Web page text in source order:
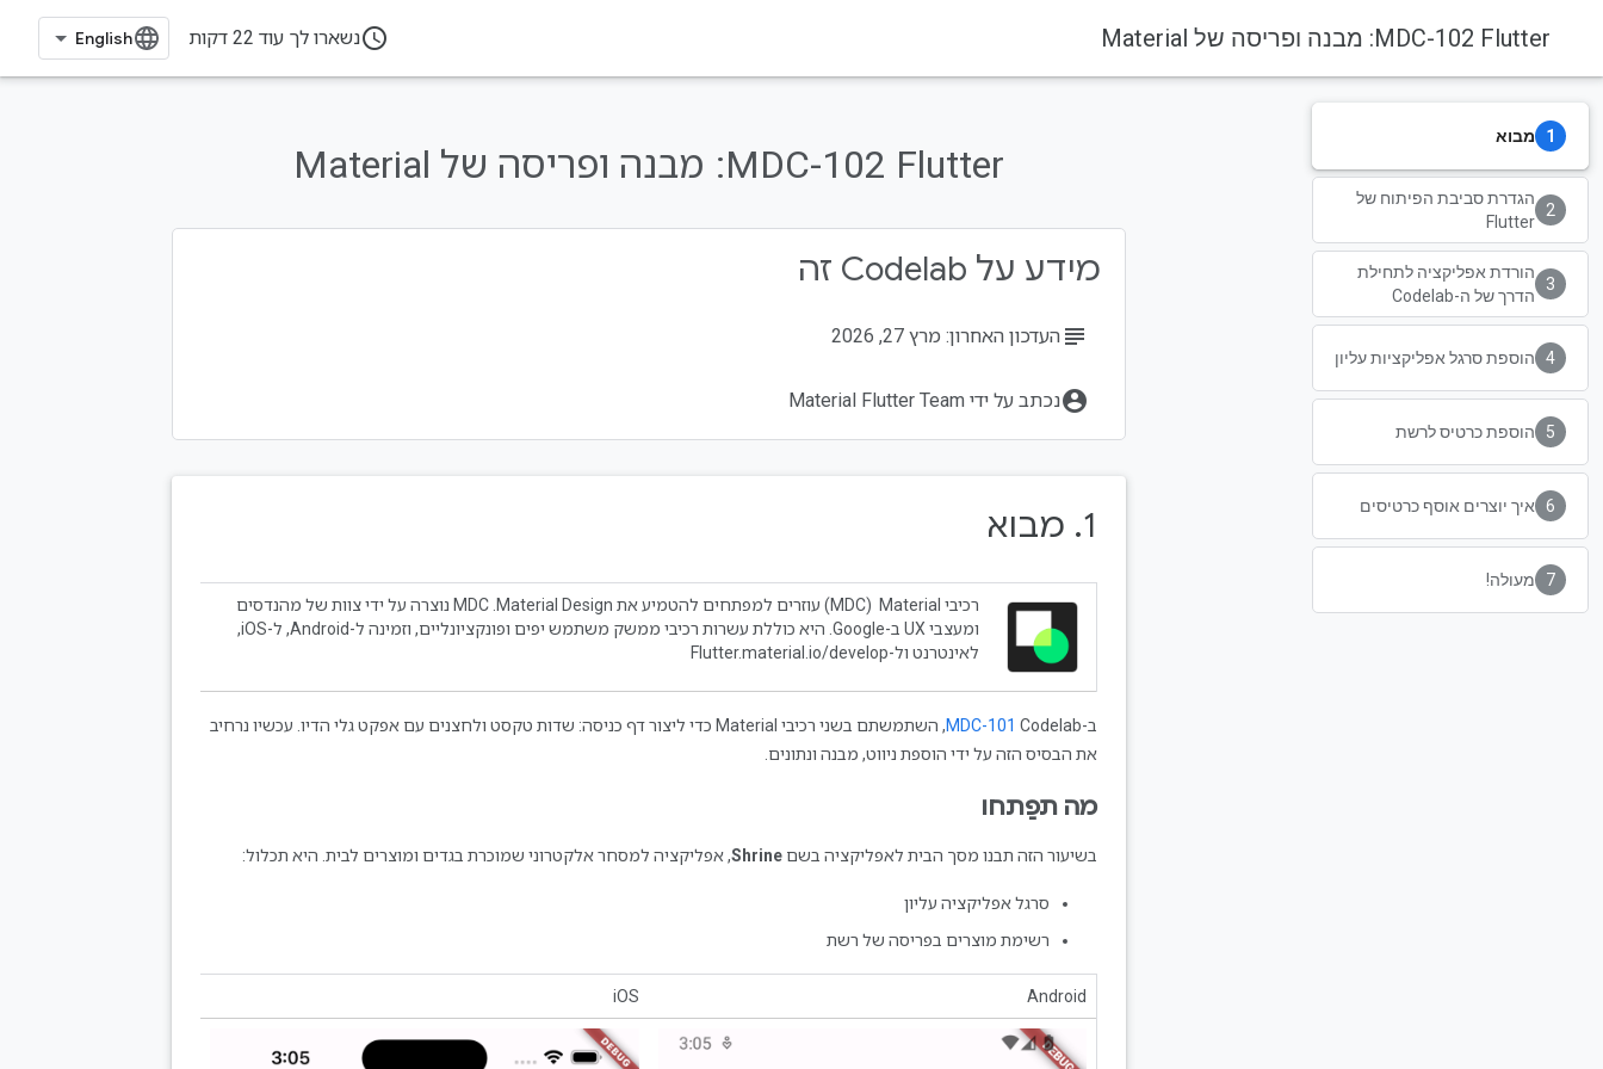
‫MDC-102 Flutter: מבנה ופריסה של Material access_timeנשארו לך עוד 22 דקות
מבוא
הגדרת סביבת הפיתוח של
Flutter
הורדת אפליקציה לתחילת
הדרך של ה-Codelab
הוספת סרגל אפליקציות עליון
הוספת כרטיס לרשת
איך יוצרים אוסף כרטיסים
מעולה!
‫MDC-102 Flutter: מבנה ופריסה של Material
מידע על Codelab זה
subject העדכון האחרון: מרץ 27, 2026
account_circleנכתב על ידי Material Flutter Team
1.‏ מבוא
רכיבי Material ‏ (MDC) עוזרים למפתחים להטמיע את Material Design. ‫MDC נוצרה על ידי צוות של מהנדסים
ומעצבי UX ב-Google. היא כוללת עשרות רכיבי ממשק משתמש יפים ופונקציונליים, וזמינה ל-Android, ל-iOS,
לאינטרנט ול-Flutter.material.io/develop
ב-Codelab‏ MDC-101
, השתמשתם בשני רכיבי Material כדי ליצור דף כניסה: שדות טקסט ולחצנים עם אפקט גלי הדיו. עכשיו נרחיב
את הבסיס הזה על ידי הוספת ניווט, מבנה ונתונים.
מה תפַתחו
בשיעור הזה תבנו מסך הבית לאפליקציה בשם Shrine, אפליקציה למסחר אלקטרוני שמוכרת בגדים ומוצרים לבית. היא תכלול:
סרגל אפליקציה עליון
רשימת מוצרים בפריסה של רשת
Android
iOS